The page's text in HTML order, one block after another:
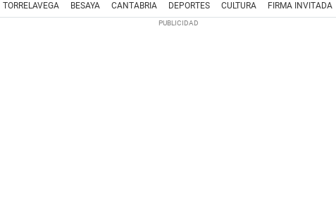
TORRELAVEGA BESAYA CANTABRIA DEPORTES CULTURA FIRMA INVITADA